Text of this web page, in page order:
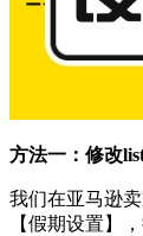
方法一：修改
我们在亚马逊
【假期设置】